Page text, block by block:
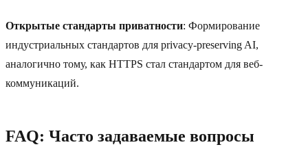
Открытые стандарты приватности: Формирование
индустриальных стандартов для privacy-preserving AI,
аналогично тому, как HTTPS стал стандартом для веб-
коммуникаций.
FAQ: Часто задаваемые вопросы